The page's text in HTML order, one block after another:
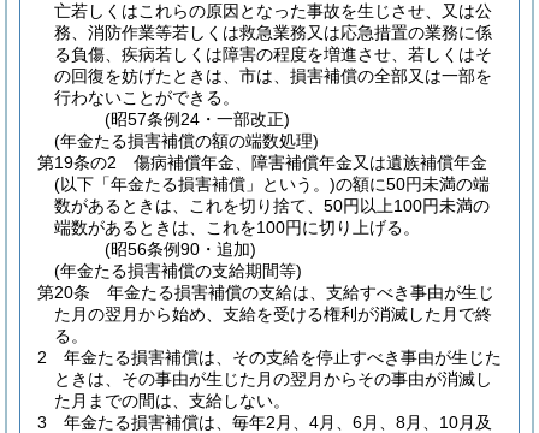
亡若しくはこれらの原因となった事故を生じさせ、又は公
務、消防作業等若しくは救急業務又は応急措置の業務に係
る負傷、疾病若しくは障害の程度を増進させ、若しくはそ
の回復を妨げたときは、市は、損害補償の全部又は一部を
行わないことができる。
(昭57条例24・一部改正)
(年金たる損害補償の額の端数処理)
第19条の2
傷病補償年金、障害補償年金又は遺族補償年金
(以下「年金たる損害補償」という。)の額に50円未満の端
数があるときは、これを切り捨て、50円以上100円未満の
端数があるときは、これを100円に切り上げる。
(昭56条例90・追加)
(年金たる損害補償の支給期間等)
第20条
年金たる損害補償の支給は、支給すべき事由が生じ
た月の翌月から始め、支給を受ける権利が消滅した月で終
る。
2
年金たる損害補償は、その支給を停止すべき事由が生じた
ときは、その事由が生じた月の翌月からその事由が消滅し
た月までの間は、支給しない。
3
年金たる損害補償は、毎年2月、4月、6月、8月、10月及